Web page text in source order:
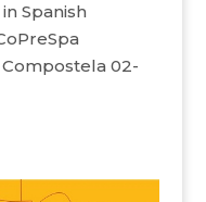
Spanish
02-